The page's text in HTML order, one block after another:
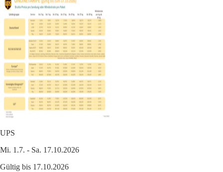
UPS
Mi. 1.7. - Sa. 17.10.2026
Gültig bis 17.10.2026